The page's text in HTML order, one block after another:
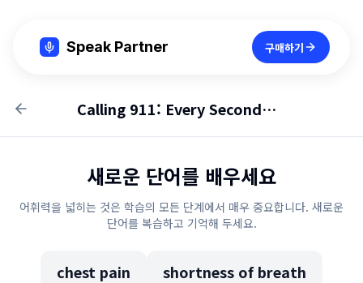
Speak Partner 구매하기
Calling 911: Every Second Counts
새로운 단어를 배우세요
어휘력을 넓히는 것은 학습의 모든 단계에서 매우 중요합니다. 새로운
단어를 복습하고 기억해 두세요.
chest pain shortness of breath